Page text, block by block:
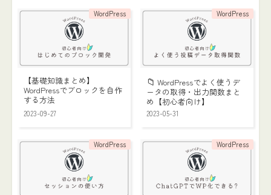
WordPress
【基礎知識まとめ】
WordPressでブロックを自作
する方法
2023-09-27
WordPress
📁 WordPressでよく使うデ
ータの取得・出力関数まと
め【初心者向け】
2023-05-31
WordPress WordPress